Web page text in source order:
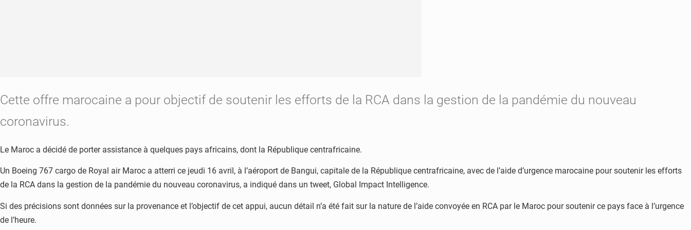
Cette offre marocaine a pour objectif de soutenir les efforts de la RCA dans la gestion de la pandémie du nouveau
coronavirus.
Le Maroc a décidé de porter assistance à quelques pays africains, dont la République centrafricaine.
Un Boeing 767 cargo de Royal air Maroc a atterri ce jeudi 16 avril, à l’aéroport de Bangui, capitale de la République centrafricaine, avec de l’aide d’urgence marocaine pour soutenir les efforts
de la RCA dans la gestion de la pandémie du nouveau coronavirus, a indiqué dans un tweet, Global Impact Intelligence.
Si des précisions sont données sur la provenance et l’objectif de cet appui, aucun détail n’a été fait sur la nature de l’aide convoyée en RCA par le Maroc pour soutenir ce pays face à l’urgence
de l’heure.